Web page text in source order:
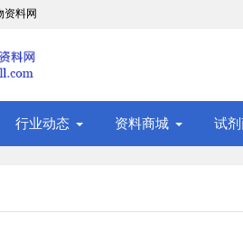
资料网
行业动态 资料商城 试